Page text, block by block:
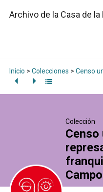
Archivo de la Casa de
Inicio > Colecciones > Censo
Colección